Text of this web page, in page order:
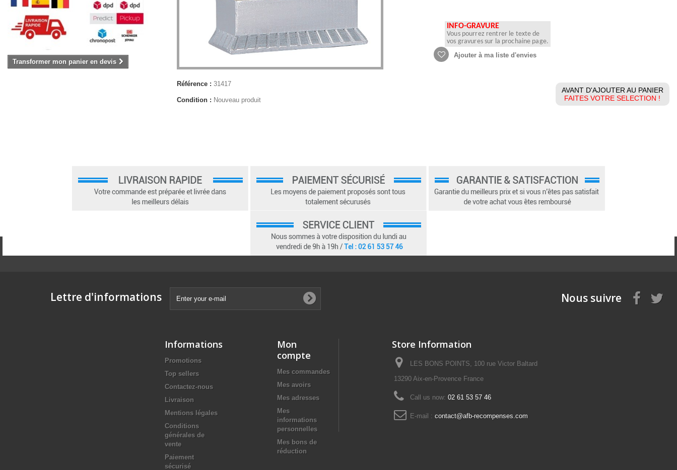
Transformer mon panier en devis
Référence : 31417
Condition : Nouveau produit
INFO-GRAVURE
Vous pourrez rentrer le texte de
vos gravures sur la prochaine page.
Ajouter à ma liste d'envies
AVANT D'AJOUTER AU PANIER
FAITES VOTRE SELECTION !
Lettre d'informations Nous suivre
Informations
Promotions
Top sellers
Contactez-nous
Livraison
Mentions légales
Conditions
générales de
vente
Paiement
sécurisé
Mon
compte
Mes commandes
Mes avoirs
Mes adresses
Mes
informations
personnelles
Mes bons de
réduction
Store Information
LES BONS POINTS, 100 rue Victor Baltard
13290 Aix-en-Provence France
Call us now: 02 61 53 57 46
E-mail : contact@afb-recompenses.com